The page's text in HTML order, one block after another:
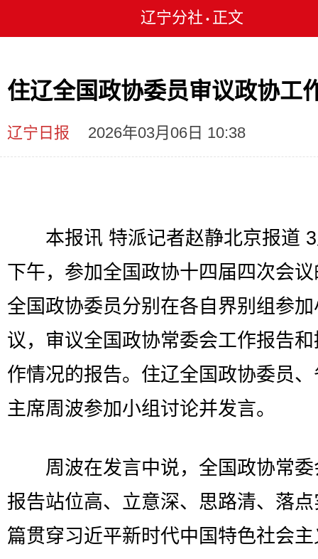
辽宁分社 • 正文
住辽全国政协委员审议政协工
辽宁日报 2026年03月06日 10:38
本报讯 特派记者赵静北京报道 3
下午，参加全国政协十四届四次会
全国政协委员分别在各自界别组参
议，审议全国政协常委会工作报告
作情况的报告。住辽全国政协委员
主席周波参加小组讨论并发言。
周波在发言中说，全国政协常委
报告站位高、立意深、思路清、落
篇贯穿习近平新时代中国特色社会